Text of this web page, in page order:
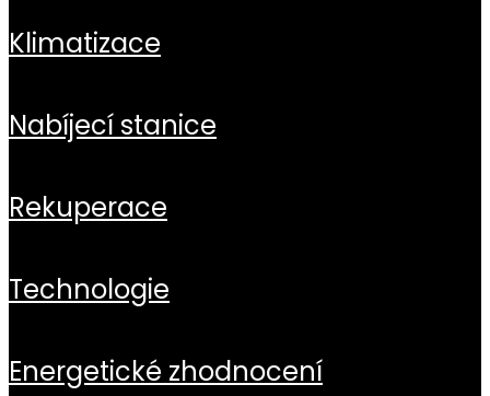
klimatizace
nabíjecí stanice
rekuperace
technologie
energetické zhodnocení